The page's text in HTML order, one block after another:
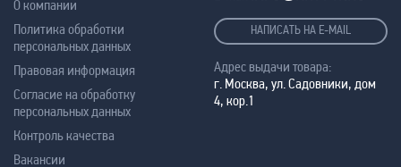
О компании
Политика обработки
персональных данных
Правовая информация
Согласие на обработку
персональных данных
Контроль качества
Вакансии
НАПИСАТЬ НА E-MAIL
Адрес выдачи товара:
г. Москва, ул. Садовники, дом
4, кор.1